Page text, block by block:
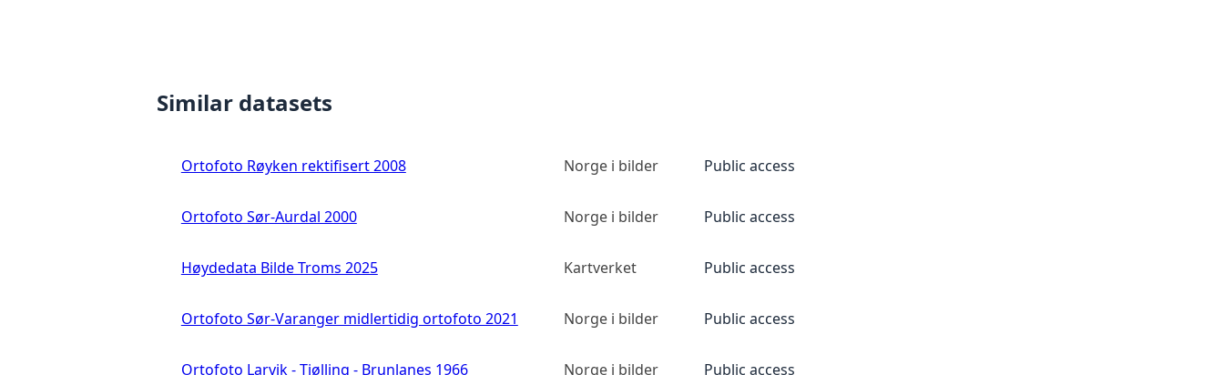
Similar datasets
Ortofoto Røyken rektifisert 2008 Norge i bilder Public access
Ortofoto Sør-Aurdal 2000 Norge i bilder Public access
Høydedata Bilde Troms 2025 Kartverket Public access
Ortofoto Sør-Varanger midlertidig ortofoto 2021 Norge i bilder Public access
Ortofoto Larvik - Tjølling - Brunlanes 1966 Norge i bilder Public access